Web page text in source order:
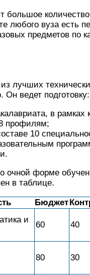
большое
любого вуза есть
предметов по
лучших
Он ведет подготовку:
в рамках
профилям;
10
очной форме
в таблице.
Бюджет
и
60 40
80 30